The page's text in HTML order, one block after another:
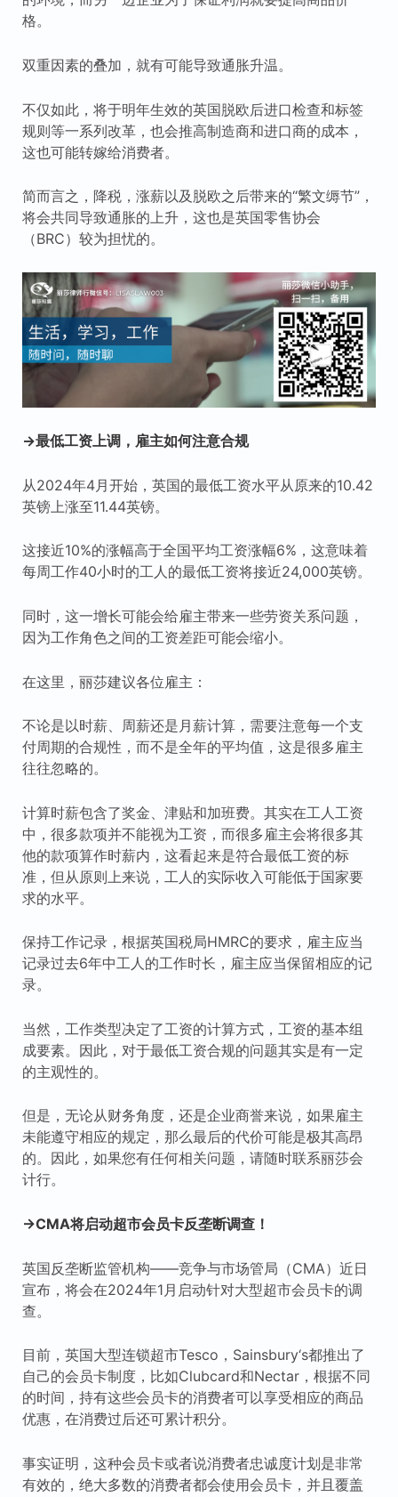
格。
双重因素的叠加，就有可能导致通胀升温。
不仅如此，将于明年生效的英国脱欧后进口检查和标签
规则等一系列改革，也会推高制造商和进口商的成本，
这也可能转嫁给消费者。
简而言之，降税，涨薪以及脱欧之后带来的“繁文缛节”，
将会共同导致通胀的上升，这也是英国零售协会
（BRC）较为担忧的。
→最低工资上调，雇主如何注意合规
从2024年4月开始，英国的最低工资水平从原来的10.42
英镑上涨至11.44英镑。
这接近10%的涨幅高于全国平均工资涨幅6%，这意味着
每周工作40小时的工人的最低工资将接近24,000英镑。
同时，这一增长可能会给雇主带来一些劳资关系问题，
因为工作角色之间的工资差距可能会缩小。
在这里，丽莎建议各位雇主：
不论是以时薪、周薪还是月薪计算，需要注意每一个支
付周期的合规性，而不是全年的平均值，这是很多雇主
往往忽略的。
计算时薪包含了奖金、津贴和加班费。其实在工人工资
中，很多款项并不能视为工资，而很多雇主会将很多其
他的款项算作时薪内，这看起来是符合最低工资的标
准，但从原则上来说，工人的实际收入可能低于国家要
求的水平。
保持工作记录，根据英国税局HMRC的要求，雇主应当
记录过去6年中工人的工作时长，雇主应当保留相应的记
录。
当然，工作类型决定了工资的计算方式，工资的基本组
成要素。因此，对于最低工资合规的问题其实是有一定
的主观性的。
但是，无论从财务角度，还是企业商誉来说，如果雇主
未能遵守相应的规定，那么最后的代价可能是极其高昂
的。因此，如果您有任何相关问题，请随时联系丽莎会
计行。
→CMA将启动超市会员卡反垄断调查！
英国反垄断监管机构——竞争与市场管局（CMA）近日
宣布，将会在2024年1月启动针对大型超市会员卡的调
查。
目前，英国大型连锁超市Tesco，Sainsbury‘s都推出了
自己的会员卡制度，比如Clubcard和Nectar，根据不同
的时间，持有这些会员卡的消费者可以享受相应的商品
优惠，在消费过后还可累计积分。
事实证明，这种会员卡或者说消费者忠诚度计划是非常
有效的，绝大多数的消费者都会使用会员卡，并且覆盖